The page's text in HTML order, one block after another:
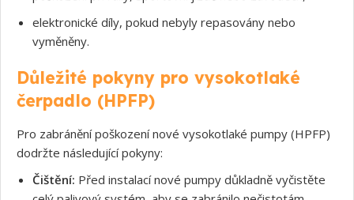
elektronické díly, pokud nebyly repasovány nebo
vyměněny.
Důležité pokyny pro vysokotlaké
čerpadlo (HPFP)
Pro zabránění poškození nové vysokotlaké pumpy (HPFP)
dodržte následující pokyny:
Čištění: Před instalací nové pumpy důkladně vyčistěte